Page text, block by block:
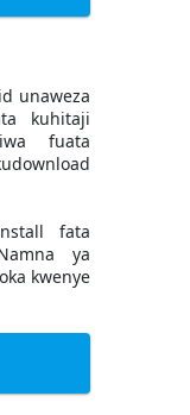
unaweza
kuhitaji
fuata
fata
ya
kwenye